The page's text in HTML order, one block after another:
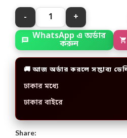
WhatsApp এ অর্ডার
করুন
🚚 আজ অর্ডার করলে সম্ভাব্য
ঢাকার মধ্যে
ঢাকার বাইরে
Share: